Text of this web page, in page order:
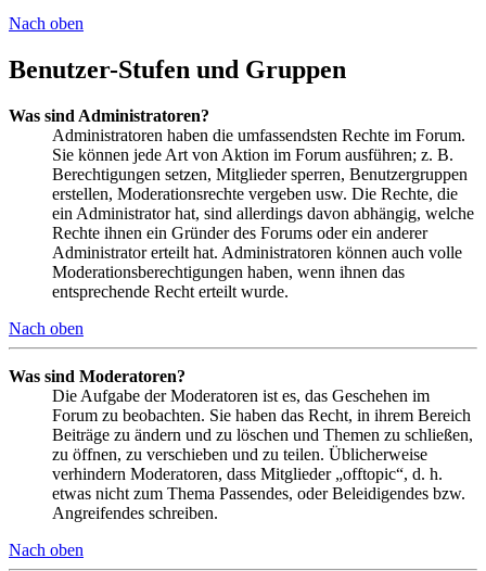
Nach oben
Benutzer-Stufen und Gruppen
Was sind Administratoren?
Administratoren haben die umfassendsten Rechte im Forum.
Sie können jede Art von Aktion im Forum ausführen; z. B.
Berechtigungen setzen, Mitglieder sperren, Benutzergruppen
erstellen, Moderationsrechte vergeben usw. Die Rechte, die
ein Administrator hat, sind allerdings davon abhängig, welche
Rechte ihnen ein Gründer des Forums oder ein anderer
Administrator erteilt hat. Administratoren können auch volle
Moderationsberechtigungen haben, wenn ihnen das
entsprechende Recht erteilt wurde.
Nach oben
Was sind Moderatoren?
Die Aufgabe der Moderatoren ist es, das Geschehen im
Forum zu beobachten. Sie haben das Recht, in ihrem Bereich
Beiträge zu ändern und zu löschen und Themen zu schließen,
zu öffnen, zu verschieben und zu teilen. Üblicherweise
verhindern Moderatoren, dass Mitglieder „offtopic“, d. h.
etwas nicht zum Thema Passendes, oder Beleidigendes bzw.
Angreifendes schreiben.
Nach oben